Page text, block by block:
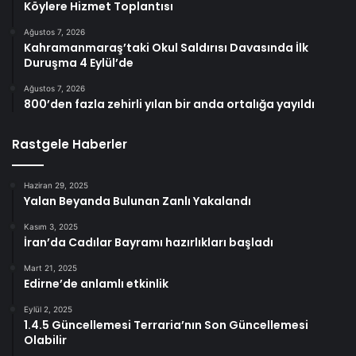
Köylere Hizmet Toplantısı
Ağustos 7, 2026
Kahramanmaraş’taki Okul Saldırısı Davasında İlk
Duruşma 4 Eylül’de
Ağustos 7, 2026
800’den fazla zehirli yılan bir anda ortalığa yayıldı
Rastgele Haberler
Haziran 29, 2025
Yalan Beyanda Bulunan Zanlı Yakalandı
Kasım 3, 2025
İran’da Cadılar Bayramı hazırlıkları başladı
Mart 21, 2025
Edirne’de anlamlı etkinlik
Eylül 2, 2025
1.4.5 Güncellemesi Terraria’nın Son Güncellemesi
Olabilir